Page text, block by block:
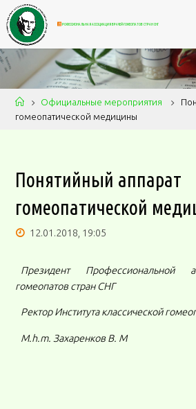
П РОФЕССИОНАЛЬНАЯАССОЦИАЦИЯВРАЧЕЙ-ГОМЕОПАТОВСТРАНСНГ
Официальные мероприятия
гомеопатической медицины
Понятийный аппарат
гомеопатической
12.01.2018, 19:05
Президент Профессиональной
гомеопатов стран СНГ
Ректор Института классической
M.h.m. Захаренков В. М